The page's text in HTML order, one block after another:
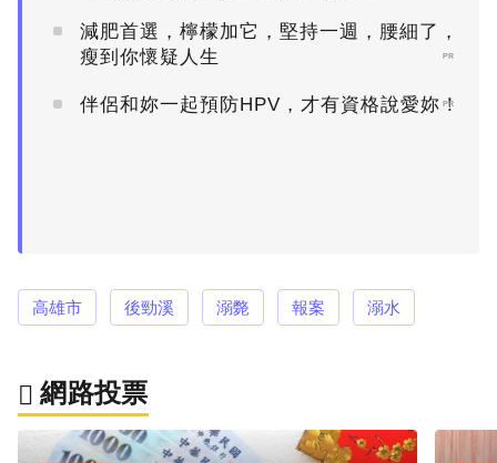
減肥首選，檸檬加它，堅持一週，腰細了，
瘦到你懷疑人生
PR
伴侶和妳一起預防HPV，才有資格說愛妳！
PR
高雄市 後勁溪 溺斃 報案 溺水
網路投票